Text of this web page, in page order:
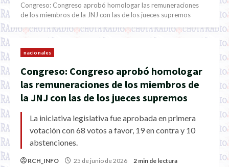
Congreso: Congreso aprobó homologar las remuneraciones
de los miembros de la JNJ con las de los jueces supremos
nacionales
Congreso: Congreso aprobó homologar
las remuneraciones de los miembros de
la JNJ con las de los jueces supremos
La iniciativa legislativa fue aprobada en primera
votación con 68 votos a favor, 19 en contra y 10
abstenciones.
RCH_INFO 25 de junio de 2026 2 min de lectura